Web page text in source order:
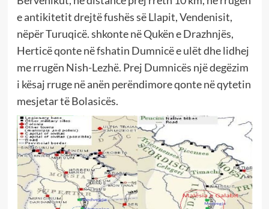
e antikitetit drejtë fushës së Llapit, Vendenisit,
nëpër Turuqicë. shkonte në Qukën e Drazhnjës,
Herticë qonte në fshatin Dumnicë e ulët dhe lidhej
me rrugën Nish-Lezhë. Prej Dumnicës një degëzim
i kësaj rruge në anën perëndimore qonte në qytetin
mesjetar të Bolasicës.